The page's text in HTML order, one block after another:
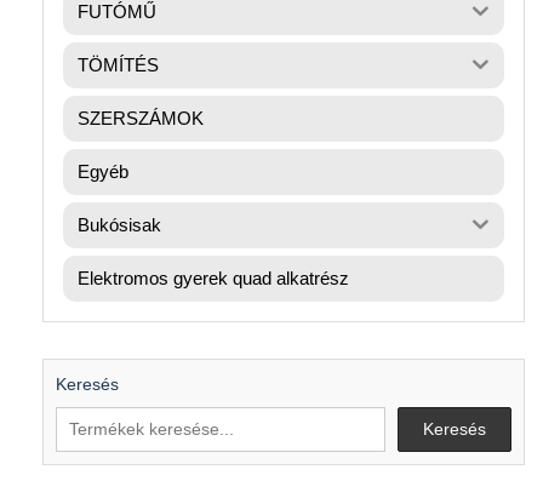
FUTÓMŰ
TÖMÍTÉS
SZERSZÁMOK
Egyéb
Bukósisak
Elektromos gyerek quad alkatrész
Keresés
Keresés